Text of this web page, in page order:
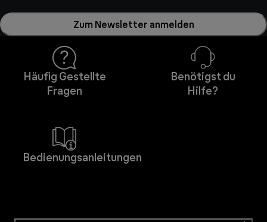
Zum Newsletter anmelden
Häufig Gestellte
Fragen
Benötigst du
Hilfe?
Bedienungsanleitungen